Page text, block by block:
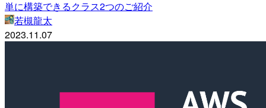
単に構築できるクラス2つのご紹介
若槻龍太
2023.11.07